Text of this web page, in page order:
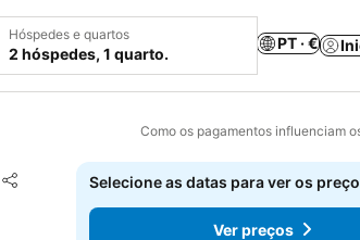
Hóspedes e quartos
2 hóspedes, 1 quarto.
PT · €
Como os pagamentos influenciam
Partilhar
Adicionar aos favoritos
Selecione as datas para ver os
Ver preços